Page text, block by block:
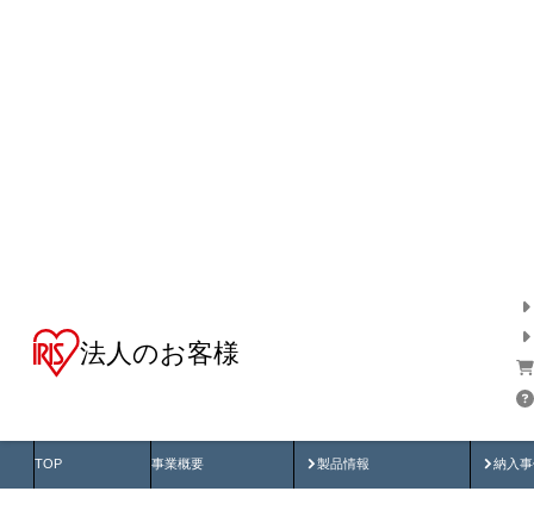
法人のお客様
TOP 事業概要 製品情報
製品動画 納入
納